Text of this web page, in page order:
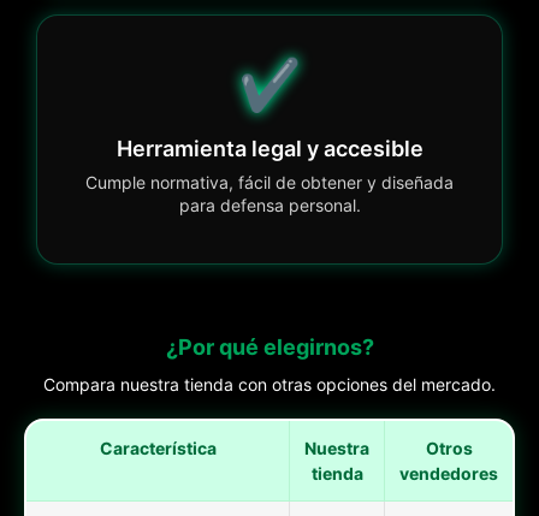
✔️
Herramienta legal y accesible
Cumple normativa, fácil de obtener y diseñada
para defensa personal.
¿Por qué elegirnos?
Compara nuestra tienda con otras opciones del mercado.
Característica
Nuestra
tienda
Otros
vendedores